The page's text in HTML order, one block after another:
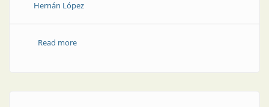
Hernán López
Read moreabout Aprender en lugar de enseñar